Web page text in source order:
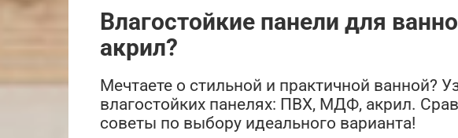
Влагостойкие панели для
акрил?
Мечтаете о стильной и практичной ванной?
влагостойких панелях: ПВХ, МДФ, акрил.
советы по выбору идеального варианта!